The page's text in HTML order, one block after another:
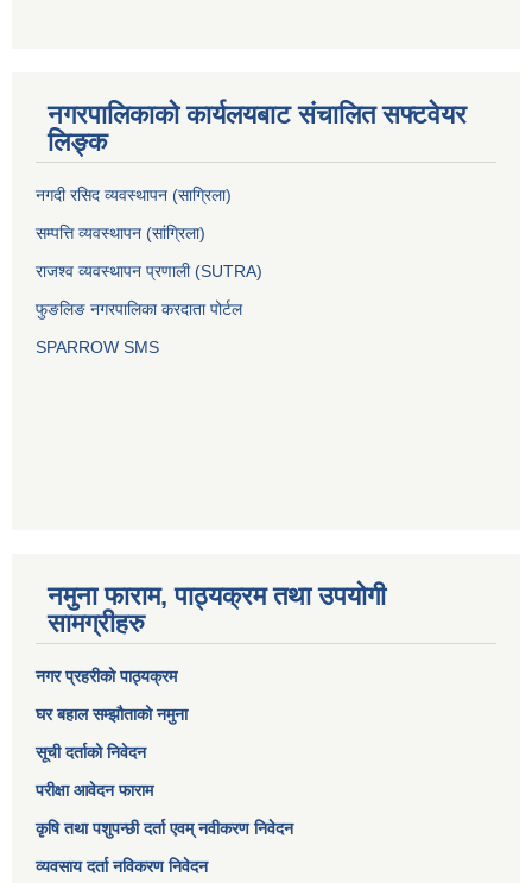
नगरपालिकाको कार्यलयबाट संचालित सफ्टवेयर
लिङ्क
नगदी रसिद व्यवस्थापन (साग्रिला)
सम्पत्ति व्यवस्थापन (सांग्रिला)
राजश्व व्यवस्थापन प्रणाली (SUTRA)
फुङलिङ नगरपालिका करदाता पोर्टल
SPARROW SMS
नमुना फाराम, पाठ्यक्रम तथा उपयोगी
सामग्रीहरु
नगर प्रहरीको पाठ्यक्रम
घर बहाल सम्झौताको नमुना
सूची दर्ताको निवेदन
परीक्षा आवेदन फाराम
कृषि तथा पशुपन्छी दर्ता एवम् नवीकरण निवेदन
व्यवसाय दर्ता नविकरण निवेदन